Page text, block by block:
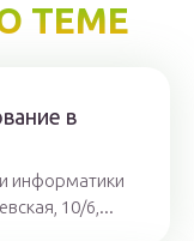
ТЕМЕ
в
информатики
10/6,...